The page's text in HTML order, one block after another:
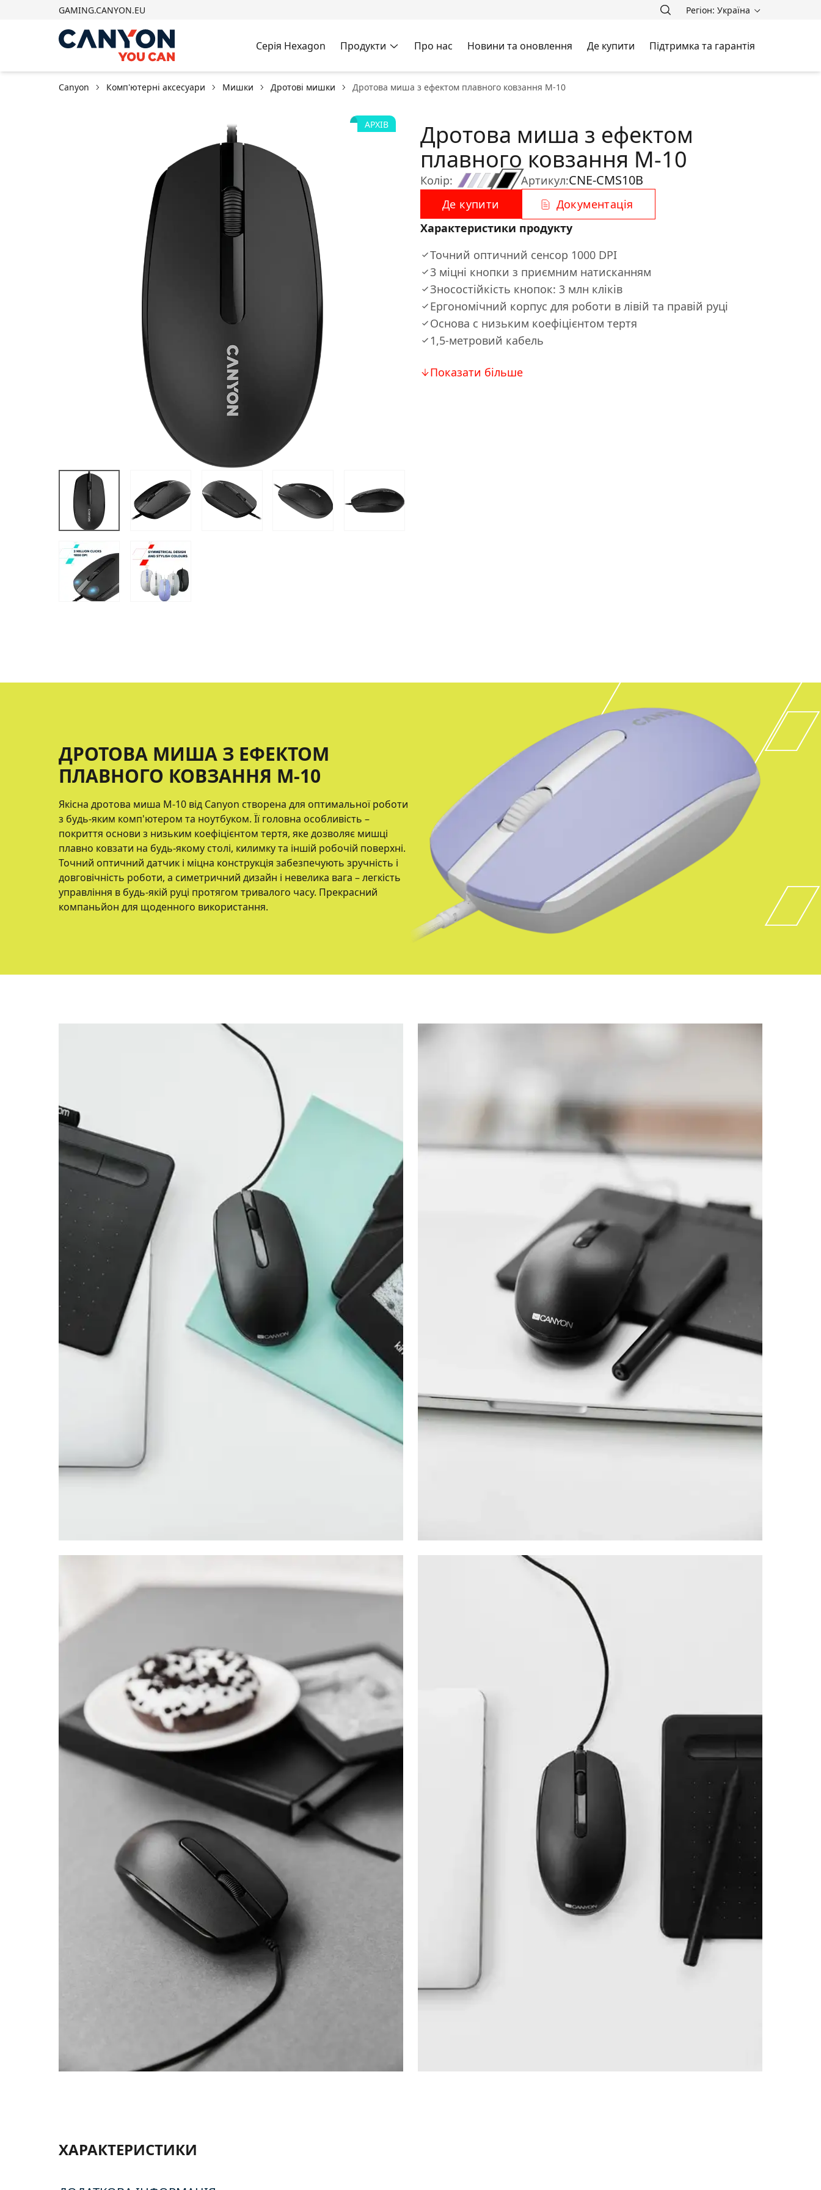
GAMING.CANYON.EU Регіон: Україна
Серія Hexagon Продукти Про нас Новини та оновлення Де купити Підтримка та гарантія
Canyon Комп'ютерні аксесуари Мишки Дротові мишки Дротова миша з ефектом плавного ковзання M-10
АРХІВ
Колір:
Дротова миша з ефектом
плавного ковзання M-10
Артикул:CNE-CMS10B
Де купити
Документація
Характеристики продукту
Точний оптичний сенсор 1000 DPI
3 міцні кнопки з приємним натисканням
Зносостійкість кнопок: 3 млн кліків
Ергономічний корпус для роботи в лівій та правій руці
Основа с низьким коефіцієнтом тертя
1,5-метровий кабель
Показати більше
ДРОТОВА МИША З ЕФЕКТОМ
ПЛАВНОГО КОВЗАННЯ M-10
Якісна дротова миша M-10 від Canyon створена для оптимальної роботи
з будь-яким комп'ютером та ноутбуком. Її головна особливість –
покриття основи з низьким коефіцієнтом тертя, яке дозволяє мишці
плавно ковзати на будь-якому столі, килимку та іншій робочій поверхні.
Точний оптичний датчик і міцна конструкція забезпечують зручність і
довговічність роботи, а симетричний дизайн і невелика вага – легкість
управління в будь-якій руці протягом тривалого часу. Прекрасний
компаньйон для щоденного використання.
ХАРАКТЕРИСТИКИ